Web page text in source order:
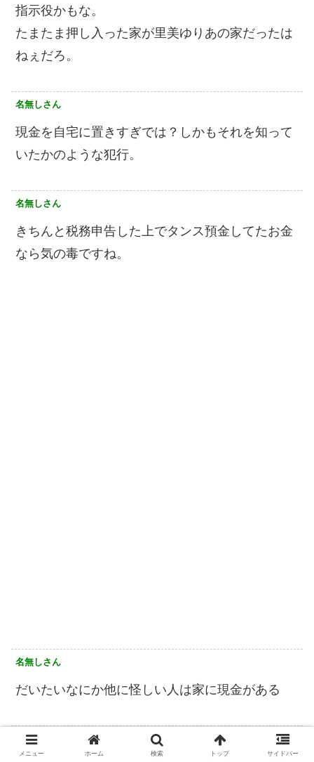
指示役かもな。
たまたま押し入った家が里美ゆりあの家だったは
ねぇだろ。
名無しさん
現金を自宅に置きすぎでは？しかもそれを知って
いたかのような犯行。
名無しさん
きちんと税務申告した上でタンス預金してたお金
なら気の毒ですね。
名無しさん
だいたいなにか他に怪しい人は家に現金がある
名無しさん
メニュー ホーム 検索 トップ サイドバー